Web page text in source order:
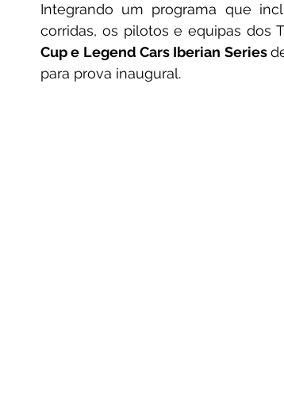
Integrando um programa que
corridas, os pilotos e equipas dos
Cup e Legend Cars Iberian Series
para prova inaugural.